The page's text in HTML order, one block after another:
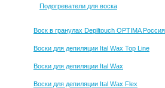
Подогреватели для воска
Воск в гранулах Depiltouch OPTIMA Россия
Воски для депиляции Ital Wax Top Line
Воски для депиляции Ital Wax
Воски для депиляции Ital Wax Flex